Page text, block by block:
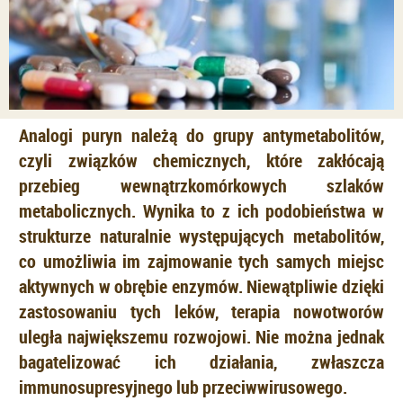
Analogi puryn należą do grupy antymetabolitów,
czyli związków chemicznych, które zakłócają
przebieg wewnątrzkomórkowych szlaków
metabolicznych. Wynika to z ich podobieństwa w
strukturze naturalnie występujących metabolitów,
co umożliwia im zajmowanie tych samych miejsc
aktywnych w obrębie enzymów. Niewątpliwie dzięki
zastosowaniu tych leków, terapia nowotworów
uległa największemu rozwojowi. Nie można jednak
bagatelizować ich działania, zwłaszcza
immunosupresyjnego lub przeciwwirusowego.